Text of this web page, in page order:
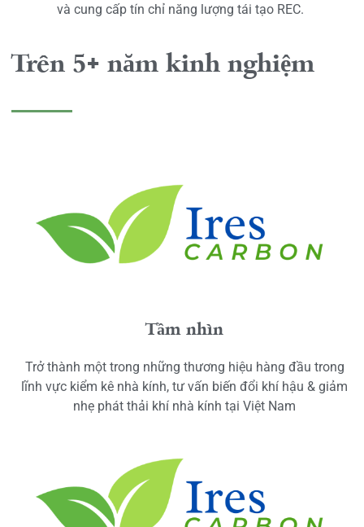
và cung cấp tín chỉ năng lượng tái tạo REC.
Trên 5+ năm kinh nghiệm
Tầm nhìn
Trở thành một trong những thương hiệu hàng đầu trong
lĩnh vực kiểm kê nhà kính, tư vấn biến đổi khí hậu & giảm
nhẹ phát thải khí nhà kính tại Việt Nam